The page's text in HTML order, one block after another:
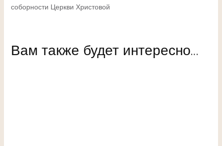
соборности Церкви Христовой
Вам также будет интересно…